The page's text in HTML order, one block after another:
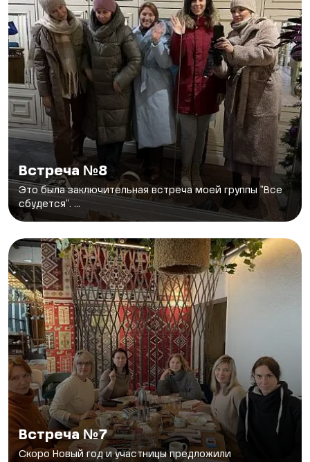
Встреча №8
Это была заключительная встреча моей группы "Все
сбудется". ...
Встреча №7
Скоро Новый год и участницы предложили